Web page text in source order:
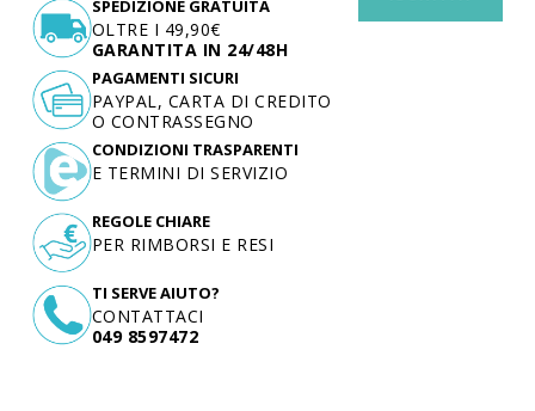
SPEDIZIONE GRATUITA
OLTRE I 49,90€
GARANTITA IN 24/48H
TI SERVE AIUTO?
CONTATTACI
049 8597472
PAGAMENTI SICURI
PAYPAL, CARTA DI CREDITO
O CONTRASSEGNO
CONDIZIONI TRASPARENTI
E TERMINI DI SERVIZIO
REGOLE CHIARE
PER RIMBORSI E RESI